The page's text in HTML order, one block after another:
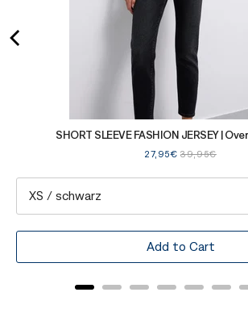
SHORT SLEEVE FASHION JERSEY |
Sale
27,95€ Original
39,95€
Add to Cart